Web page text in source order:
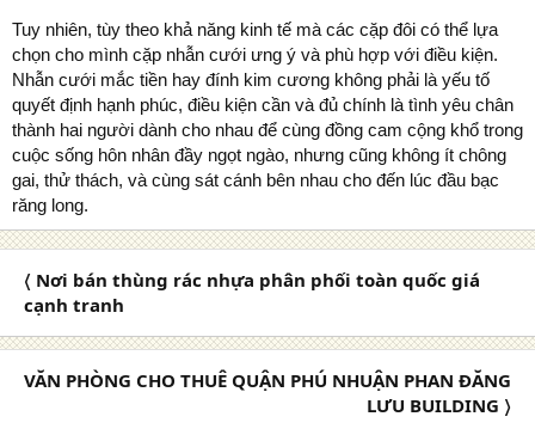
Tuy nhiên, tùy theo khả năng kinh tế mà các cặp đôi có thể lựa
chọn cho mình cặp nhẫn cưới ưng ý và phù hợp với điều kiện.
Nhẫn cưới mắc tiền hay đính kim cương không phải là yếu tố
quyết định hạnh phúc, điều kiện cần và đủ chính là tình yêu chân
thành hai người dành cho nhau để cùng đồng cam cộng khổ trong
cuộc sống hôn nhân đầy ngọt ngào, nhưng cũng không ít chông
gai, thử thách, và cùng sát cánh bên nhau cho đến lúc đầu bạc
răng long.
〈 Nơi bán thùng rác nhựa phân phối toàn quốc giá
cạnh tranh
VĂN PHÒNG CHO THUÊ QUẬN PHÚ NHUẬN PHAN ĐĂNG
LƯU BUILDING 〉